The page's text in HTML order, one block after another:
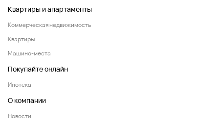
Квартиры и апартаменты
Коммерческая недвижимость
Квартиры
Машино-места
Покупайте онлайн
Ипотека
О компании
Новости